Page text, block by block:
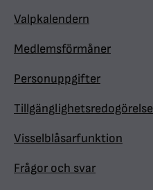
Valpkalendern
Medlemsförmåner
Personuppgifter
Tillgänglighetsredogörelse
Visselblåsarfunktion
Frågor och svar